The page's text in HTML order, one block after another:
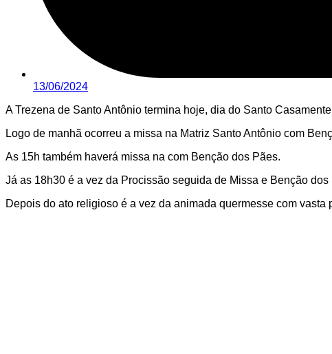
13/06/2024
A Trezena de Santo Antônio termina hoje, dia do Santo
Logo de manhã ocorreu a missa na Matriz Santo Antônio com
As 15h também haverá missa na com Benção dos Pães.
Já as 18h30 é a vez da Procissão seguida de Missa e Benção dos
Depois do ato religioso é a vez da animada quermesse com